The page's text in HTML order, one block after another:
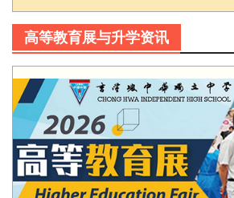
高等教育展与升学资讯